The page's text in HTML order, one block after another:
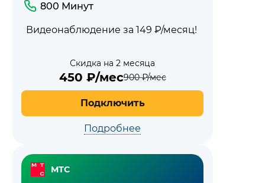
800 Минут
Видеонаблюдение за 149 ₽/месяц!
Скидка на 2 месяца
450 ₽/мес900₽/мес
Подключить
Подробнее
МТС